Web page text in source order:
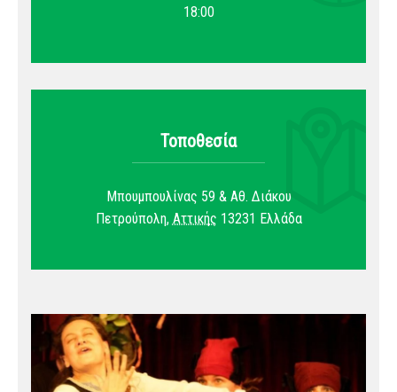
18:00
Τοποθεσία
Μπουμπουλίνας 59 & Αθ. Διάκου
Πετρούπολη, Αττικής 13231 Ελλάδα